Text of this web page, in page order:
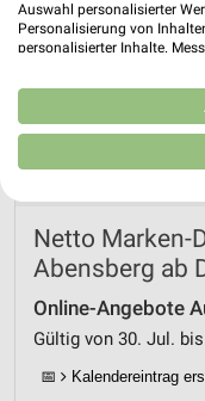
Netto Marken-
Abensberg ab
Online-Angebote
Gültig von 30. Jul.
📅 Kalendereintrag
Auswahl personalisierter
Personalisierung von
personalisierter Inhalte.
Kombinationen von Daten
Verbesserung der
von Inhalten.
Daten können außerhalb
USA gesendet werden.
Website/App.
Partnerliste anzeigen
Wir nutzen Ihre Daten für
IAB-Verarbeitungszwecke:
Speichern von oder